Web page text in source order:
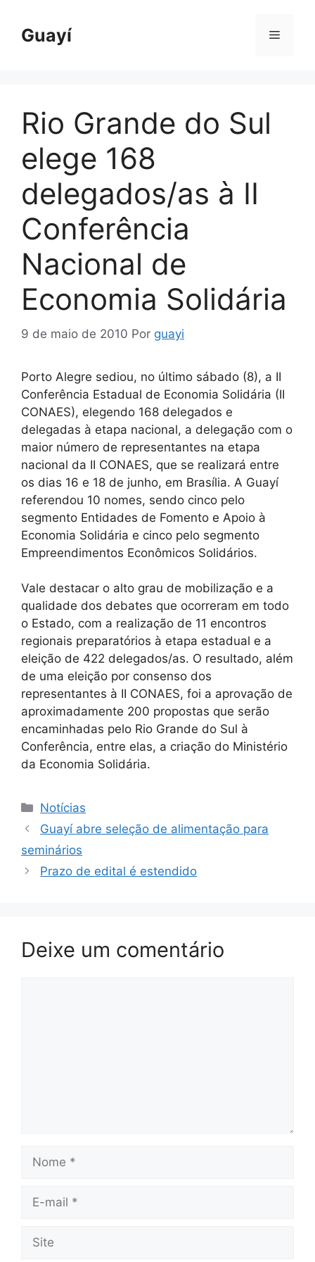
Guayí Menu
Rio Grande do Sul
elege 168
delegados/as à II
Conferência
Nacional de
Economia Solidária
9 de maio de 2010 Por guayi
Porto Alegre sediou, no último sábado (8), a II
Conferência Estadual de Economia Solidária (II
CONAES), elegendo 168 delegados e
delegadas à etapa nacional, a delegação com o
maior número de representantes na etapa
nacional da II CONAES, que se realizará entre
os dias 16 e 18 de junho, em Brasília. A Guayí
referendou 10 nomes, sendo cinco pelo
segmento Entidades de Fomento e Apoio à
Economia Solidária e cinco pelo segmento
Empreendimentos Econômicos Solidários.
Vale destacar o alto grau de mobilização e a
qualidade dos debates que ocorreram em todo
o Estado, com a realização de 11 encontros
regionais preparatórios à etapa estadual e a
eleição de 422 delegados/as. O resultado, além
de uma eleição por consenso dos
representantes à II CONAES, foi a aprovação de
aproximadamente 200 propostas que serão
encaminhadas pelo Rio Grande do Sul à
Conferência, entre elas, a criação do Ministério
da Economia Solidária.
Categorias
Notícias
Guayí abre seleção de alimentação para
seminários
Prazo de edital é estendido
Deixe um comentário
Nome
Site